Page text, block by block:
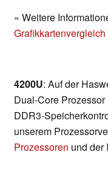
» Weitere
Grafikkartenvergleich
4200U: Auf der
Dual-Core
DDR3-
unserem
Prozessoren und der